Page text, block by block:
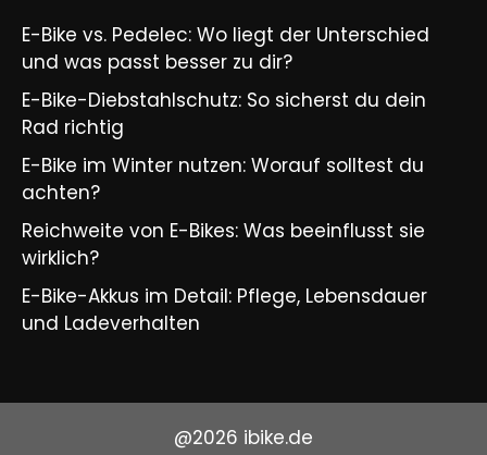
E-Bike vs. Pedelec: Wo liegt der Unterschied
und was passt besser zu dir?
E-Bike-Diebstahlschutz: So sicherst du dein
Rad richtig
E-Bike im Winter nutzen: Worauf solltest du
achten?
Reichweite von E-Bikes: Was beeinflusst sie
wirklich?
E-Bike-Akkus im Detail: Pflege, Lebensdauer
und Ladeverhalten
@2026 ibike.de